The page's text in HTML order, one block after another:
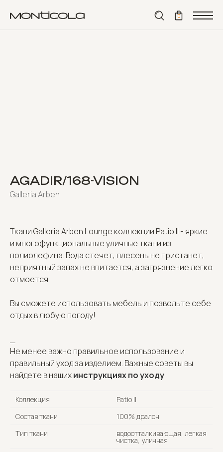
0
⟵ назад
AGADIR/168-VISION
Galleria Arben
Ткани Galleria Arben Lounge коллекции Patio II - яркие
и многофункциональные уличные ткани из
полиолефина. Вода стечет, плесень не пристанет,
неприятный запах не впитается, а загрязнение легко
отмоется.
Вы сможете использовать мебель и позвольте себе
отдых в любую погоду!
Не менее важно правильное использование и
правильный уход за изделием. Важные советы вы
найдете в нашихинструкциях по уходу.
Коллекция
Patio II
Состав ткани
100% дралон
Тип ткани
водоотталкивающая, легкая
чистка, уличная